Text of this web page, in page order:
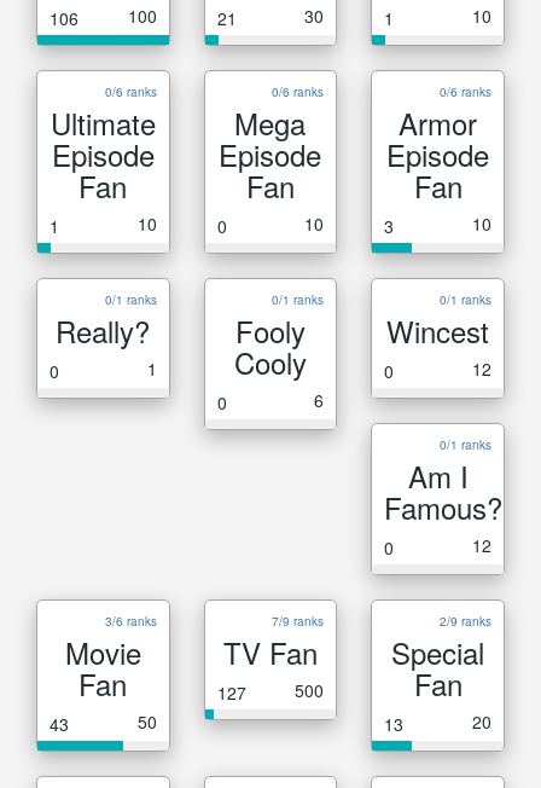
106 100 21 30 1 10
0/6 ranks
Ultimate
Episode
Fan
1 10
0/6 ranks
Mega
Episode
Fan
0 10
0/6 ranks
Armor
Episode
Fan
3 10
0/1 ranks
Really?
0 1
0/1 ranks
Fooly
Cooly
0 6
0/1 ranks
Wincest
0 12
0/1 ranks
Am I
Famous?
0 12
3/6 ranks
Movie
Fan
43 50
7/9 ranks
TV Fan
127 500
2/9 ranks
Special
Fan
13 20